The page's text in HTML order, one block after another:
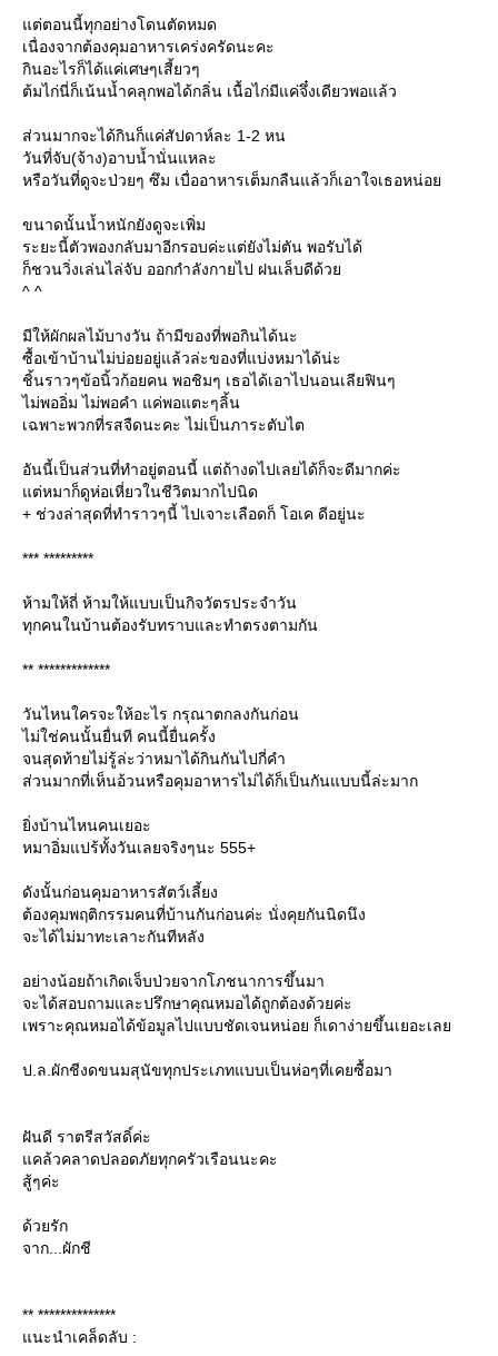
ต่ตอนนี้ทุกอย่างโดนตัดหมด
เนื่องจากต้องคุมอาหารเคร่งครัดนะคะ
กินอะไรก็ได้แค่เศษๆเสี้ยวๆ
ต้มไก่นี่ก็เน้นน้ำคลุกพอได้กลิ่น เนื้อไก่มีแค่จึ๋งเดียวพอแล้ว
ส่วนมากจะได้กินก็แค่สัปดาห์ละ 1-2 หน
วันที่จับ(จ้าง)อาบน้ำนั่นแหละ
หรือวันที่ดูจะป่วยๆ ซึม เบื่ออาหารเต็มกลืนแล้วก็เอาใจเธอหน่อ
ขนาดนั้นน้ำหนักยังดูจะเพิ่ม
ระยะนี้ตัวพองกลับมาอีกรอบค่ะแต่ยังไม่ตัน พอรับได้
ก็ชวนวิ่งเล่นไล่จับ ออกกำลังกายไป ฝนเล็บดีด้ว
^ ^
มีให้ผักผลไม้บางวัน ถ้ามีของที่พอกินได้นะ
ซื้อเข้าบ้านไม่บ่อยอยู่แล้วล่ะของที่แบ่งหมาได้น่ะ
ชิ้นราวๆข้อนิ้วก้อยคน พอชิมๆ เธอได้เอาไปนอนเลียฟินๆ
ไม่พออิ่ม ไม่พอคำ แค่พอแตะๆลิ้น
เฉพาะพวกที่รสจืดนะคะ ไม่เป็นภาระตับไต
อันนี้เป็นส่วนที่ทำอยู่ตอนนี้ แต่ถ้างดไปเลยได้ก็จะดีมากค่ะ
ต่หมาก็ดูห่อเหี่ยวในชีวิตมากไปนิด
+ ช่วงล่าสุดที่ทำราวๆนี้ ไปเจาะเลือดก็ โอเค ดีอยู่นะ
*** *********
ห้ามให้ถี่ ห้ามให้แบบเป็นกิจวัตรประจำวัน
ทุกคนในบ้านต้องรับทราบและทำตรงตามกัน
** *************
วันไหนใครจะให้อะไร กรุณาตกลงกันก่อน
ไม่ใช่คนนั้นยื่นที คนนี้ยื่นครั้ง
จนสุดท้ายไม่รู้ล่ะว่าหมาได้กินกันไปกี่คำ
ส่วนมากที่เห็นอ้วนหรือคุมอาหารไม่ได้ก็เป็นกันแบบนี้ล่ะมาก
ิ่งบ้านไหนคนเยอะ
หมาอิ่มแปร้ทั้งวันเลยจริงๆนะ 555+
ดังนั้นก่อนคุมอาหารสัตว์เลี้ยง
ต้องคุมพฤติกรรมคนที่บ้านกันก่อนค่ะ นั่งคุยกันนิดนึง
จะได้ไม่มาทะเลาะกันทีหลัง
อย่างน้อยถ้าเกิดเจ็บป่วยจากโภชนาการขึ้นมา
จะได้สอบถามและปรึกษาคุณหมอได้ถูกต้องด้วยค่ะ
เพราะคุณหมอได้ข้อมูลไปแบบชัดเจนหน่อย ก็เดาง่ายขึ้นเยอะเล
ป.ล.ผักชีงดขนมสุนัขทุกประเภทแบบเป็นห่อๆที่เคยซื้อมา
ฝันดี ราตรีสวัสดิ์ค่ะ
คล้วคลาดปลอดภัยทุกครัวเรือนนะคะ
สู้ๆค่ะ
ด้วยรัก
จาก...ผักชี
** **************
นะนำเคล็ดลับ :